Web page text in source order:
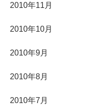
2010年11月
2010年10月
2010年9月
2010年8月
2010年7月